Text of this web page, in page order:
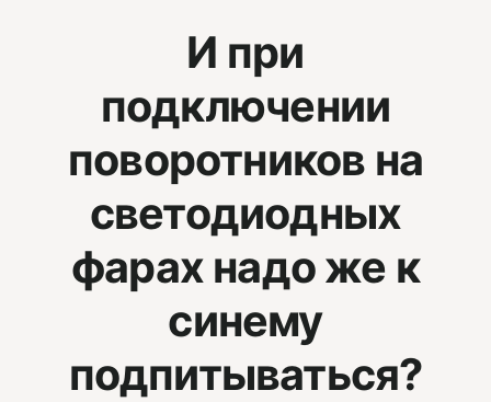
И при
подключении
поворотников на
светодиодных
фарах надо же к
синему
подпитываться?